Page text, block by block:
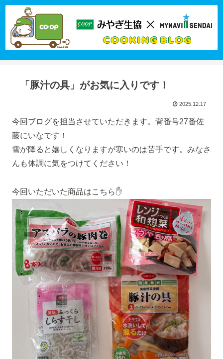
「豚汁の具」がお気に入りです！
2025.12.17
今回ブログを担当させていただきます。背番号27番佐
藤にいなです！
雪が降ると嬉しくなりますが寒いのは苦手です。みなさ
んも体調に気をつけてください！
今回いただいた商品はこちら✋